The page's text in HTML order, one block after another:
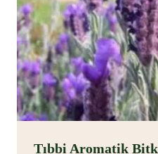
Tıbbi Aromatik